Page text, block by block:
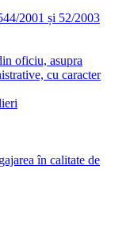
2001 și 52/2003
oficiu, asupra
cu caracter
în calitate de